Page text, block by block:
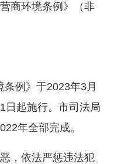
环境条例》（非
例》于2023年3月
日起施行。市司法局
年全部完成。
依法严惩违法犯